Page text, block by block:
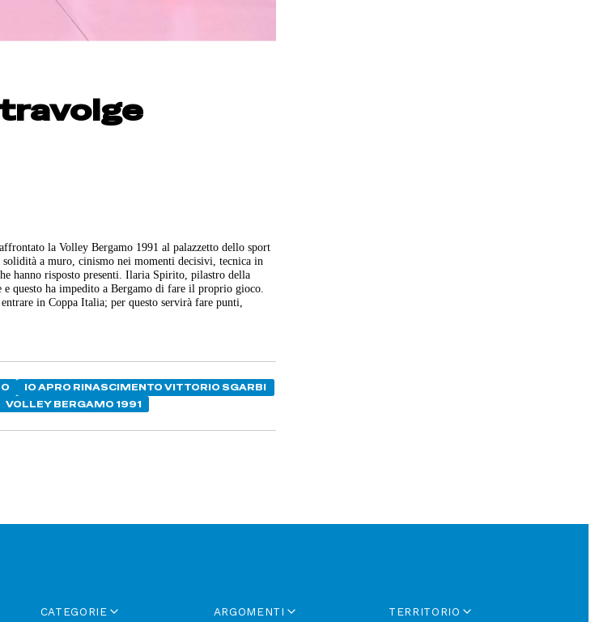
la Volley Bergamo 1991 al palazzetto dello sport
a muro, cinismo nei momenti decisivi, tecnica in
hanno risposto presenti. Ilaria Spirito, pilastro della
questo ha impedito a Bergamo di fare il proprio gioco.
in Coppa Italia; per questo servirà fare punti,
IO APRO RINASCIMENTO VITTORIO SGARBI
VOLLEY BERGAMO 1991
CATEGORIE ARGOMENTI TERRITORIO